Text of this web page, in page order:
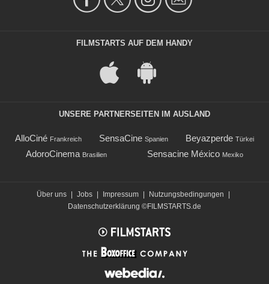
FILMSTARTS AUF DEM HANDY
UNSERE PARTNERSEITEN IM AUSLAND
AlloCiné Frankreich SensaCine Spanien Beyazperde Türkei
AdoroCinema Brasilien Sensacine México Mexiko
Über uns | Jobs | Impressum | Nutzungsbedingungen
|
Datenschutzerklärung ©FILMSTARTS.de